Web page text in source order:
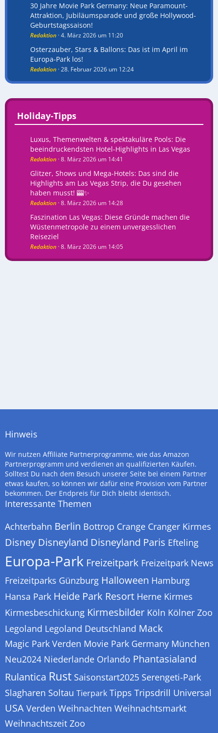
30 Jahre Movie Park Germany: Neue Paramount-
Attraktion, Jubiläumsparade und große Hollywood-
Geburtstagssaison!
Redaktion 4. März 2026 um 11:20
Osterzauber, Stars & Ballons: Das ist im April im
Europa-Park los!
Redaktion 28. Februar 2026 um 12:24
Holiday-Tipps
Luxus, Themenwelten & spektakuläre Pools: Die
beeindruckendsten Hotel-Highlights in Las Vegas
Redaktion 8. März 2026 um 14:41
Glitzer, Shows und Mega-Hotels: Das sind die
Highlights am Las Vegas Strip, die Du gesehen
haben musst! 🎰✨
Redaktion 8. März 2026 um 14:28
Faszination Las Vegas: Diese Gründe machen die
Wüstenmetropole zu einem unvergesslichen
Reiseziel
Redaktion 8. März 2026 um 14:05
Hinweis
Wir nutzen Affiliate Partnerprogramme, wie das Amazon
Partnerprogramm und verdienen an qualifizierten Käufen.
Solltest Du nach dem Besuch unserer Seite bei einem Partner
etwas kaufen, so können wir dafür eine Provision vom Partner
bekommen. Der Endpreis für Dich bleibt identisch.
Interessante Themen
Achterbahn Berlin Bottrop Crange Cranger Kirmes
Disney Disneyland Disneyland Paris Efteling
Europa-Park Freizeitpark Freizeitpark News
Freizeitparks Günzburg Halloween Hamburg
Hansa Park Heide Park Resort Herne Kirmes
Kirmesbeschickung Kirmesbilder Köln Kölner Zoo
Legoland Legoland Deutschland Mack
Magic Park Verden Movie Park Germany München
Neu2024 Niederlande Orlando Phantasialand
Rulantica Rust Saisonstart2025 Serengeti-Park
Slagharen Soltau Tierpark Tipps Tripsdrill Universal
USA Verden Weihnachten Weihnachtsmarkt
Weihnachtszeit Zoo